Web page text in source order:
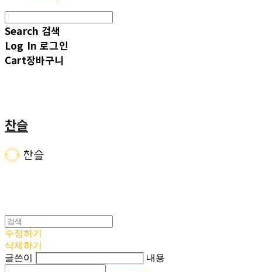
Search 검색
Log In 로그인
Cart장바구니
찬슬
수정하기
삭제하기
글쓴이
내용